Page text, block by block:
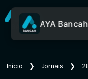
AYA Bancah
Início ❯ Jornais ❯